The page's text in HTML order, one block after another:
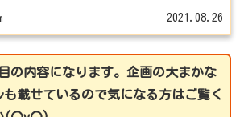
2021.08.26
の内容になります。企画の大まかな
も載せているので気になる方はご覧く